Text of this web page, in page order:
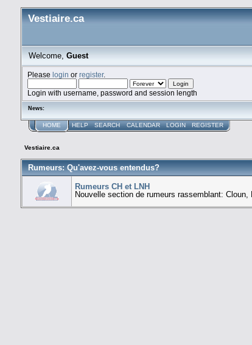
Vestiaire.ca
Welcome,Guest
Please login or register.
Login with username, password and session length
News:
HOME HELP SEARCH CALENDAR LOGIN REGISTER
Vestiaire.ca
Rumeurs: Qu'avez-vous entendus?
Rumeurs CH et LNH
Nouvelle section de rumeurs rassemblant: